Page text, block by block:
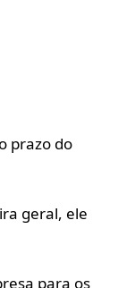
prazo do
geral, ele
para os